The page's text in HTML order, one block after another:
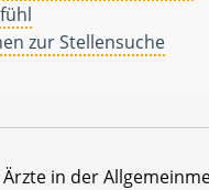
zur Stellensuche
in der